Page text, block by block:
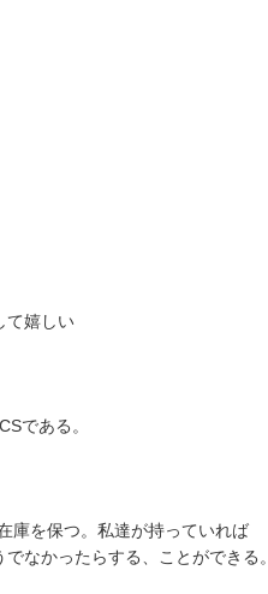
て嬉しい
である。
庫を保つ。私達が持っていれば
なかったらする、ことができる。